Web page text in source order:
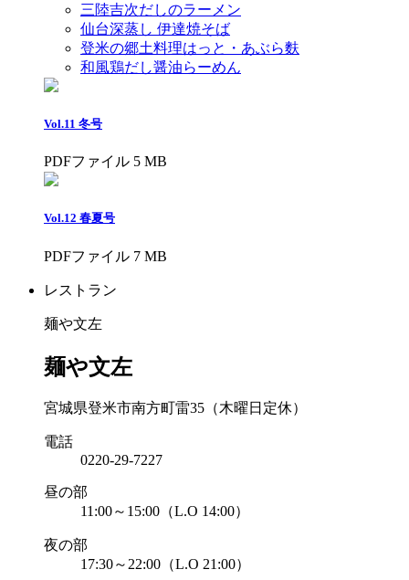
三陸吉次だしのラーメン
仙台深蒸し 伊達焼そば
登米の郷土料理はっと・あぶら麩
和風鶏だし醤油らーめん
Vol.11 冬号
PDFファイル 5 MB
Vol.12 春夏号
PDFファイル 7 MB
レストラン
麺や文左
麺や文左
宮城県登米市南方町雷35（木曜日定休）
電話
0220-29-7227
昼の部
11:00～15:00（L.O 14:00）
夜の部
17:30～22:00（L.O 21:00）